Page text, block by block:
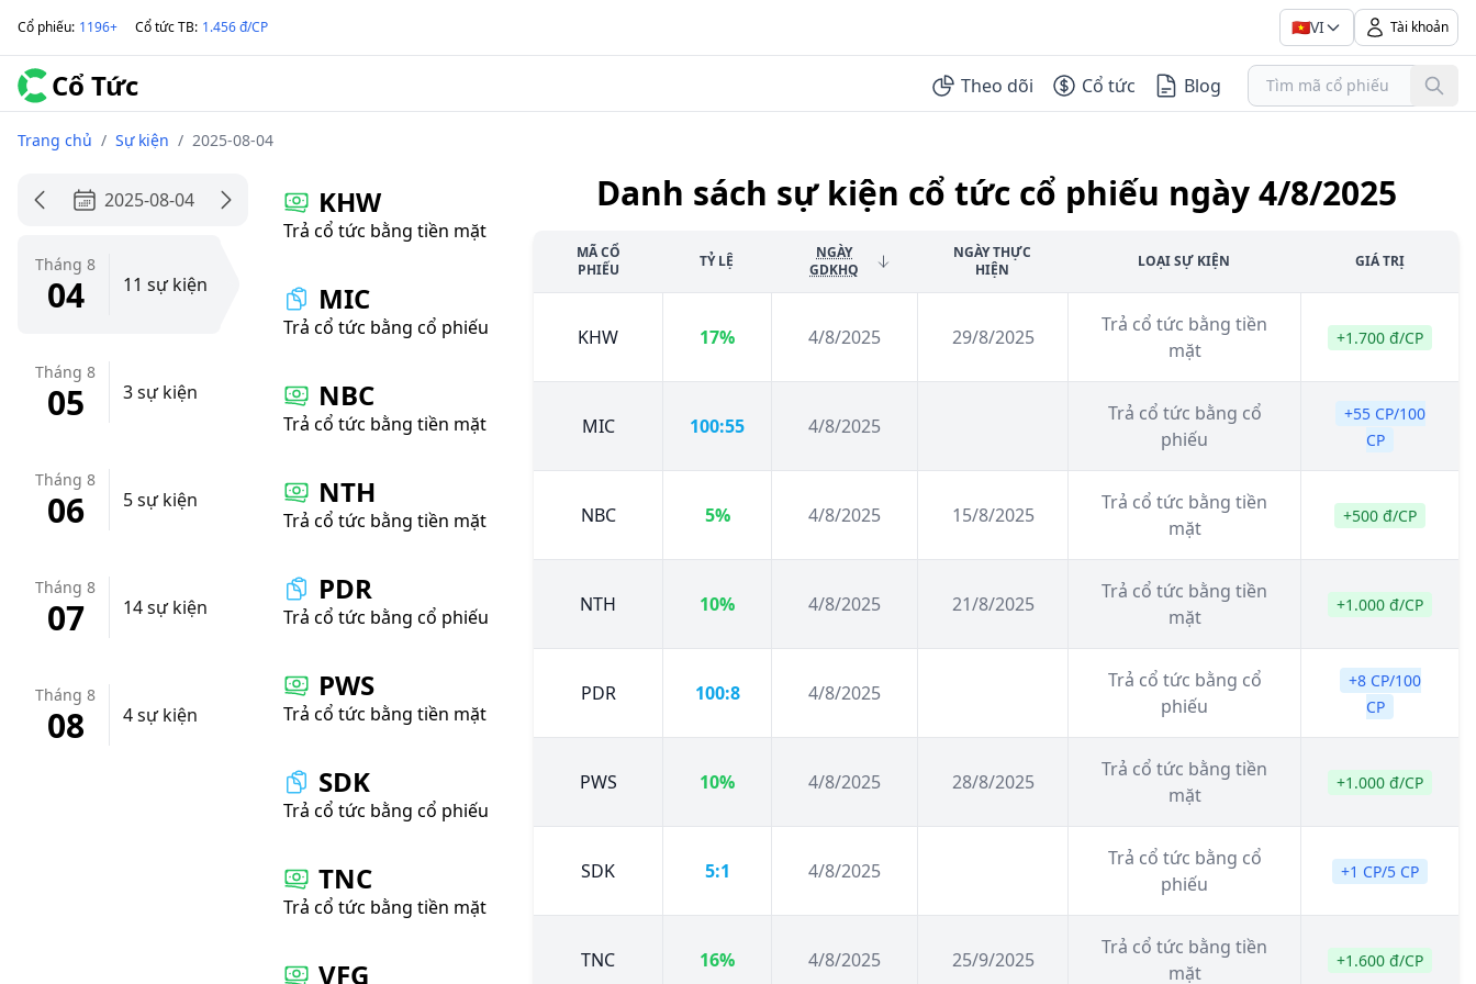
Cổ phiếu: 1196+ Cổ tức TB: 1.456 đ/CP 🇻🇳VI Tài khoản
Cổ Tức Theo dõi Cổ tức Blog
Trang chủ / Sự kiện / 2025-08-04
2025-08-04
Tháng 8
04 11 sự kiện
Tháng 8
05 3 sự kiện
Tháng 8
06 5 sự kiện
Tháng 8
07 14 sự kiện
Tháng 8
08 4 sự kiện
KHW
Trả cổ tức bằng tiền mặt
MIC
Trả cổ tức bằng cổ phiếu
NBC
Trả cổ tức bằng tiền mặt
NTH
Trả cổ tức bằng tiền mặt
PDR
Trả cổ tức bằng cổ phiếu
PWS
Trả cổ tức bằng tiền mặt
SDK
Trả cổ tức bằng cổ phiếu
TNC
Trả cổ tức bằng tiền mặt
VFG
Danh sách sự kiện cổ tức cổ phiếu ngày 4/8/2025
MÃ CỔ
PHIẾU
TỶ LỆ
NGÀY
GDKHQ
NGÀY THỰC
HIỆN
LOẠI SỰ KIỆN GIÁ TRỊ
KHW 17% 4/8/2025 29/8/2025
Trả cổ tức bằng tiền
mặt
+1.700 đ/CP
MIC 100:55 4/8/2025
Trả cổ tức bằng cổ
phiếu
+55 CP/100
CP
NBC 5% 4/8/2025 15/8/2025
Trả cổ tức bằng tiền
mặt
+500 đ/CP
NTH 10% 4/8/2025 21/8/2025
Trả cổ tức bằng tiền
mặt
+1.000 đ/CP
PDR 100:8 4/8/2025
Trả cổ tức bằng cổ
phiếu
+8 CP/100
CP
PWS 10% 4/8/2025 28/8/2025
Trả cổ tức bằng tiền
mặt
+1.000 đ/CP
SDK 5:1 4/8/2025
Trả cổ tức bằng cổ
phiếu
+1 CP/5 CP
TNC 16% 4/8/2025 25/9/2025
Trả cổ tức bằng tiền
mặt
+1.600 đ/CP